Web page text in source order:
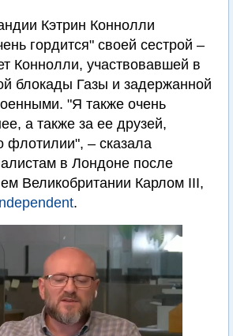
Кэтрин Коннолли
гордится" своей сестрой –
Коннолли, участвовавшей в
блокады Газы и задержанной
"Я также очень
а также за ее друзей,
флотилии", – сказала
в Лондоне после
Великобритании Карлом III,
.